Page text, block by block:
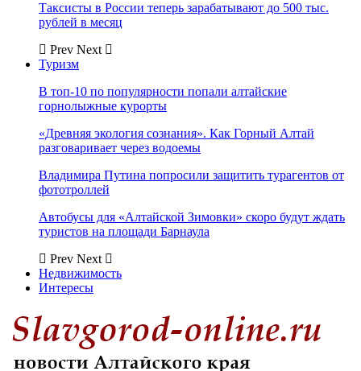
Таксисты в России теперь зарабатывают до 500 тыс.
рублей в месяц
Prev Next
Туризм
В топ-10 по популярности попали алтайские
горнолыжные курорты
«Древняя экология сознания». Как Горный Алтай
разговаривает через водоемы
Владимира Путина попросили защитить турагентов от
фототроллей
Автобусы для «Алтайской Зимовки» скоро будут ждать
туристов на площади Барнаула
Prev Next
Недвижимость
Интересы